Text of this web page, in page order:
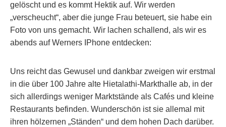
gelöscht und es kommt Hektik auf. Wir werden
„verscheucht“, aber die junge Frau beteuert, sie habe ein
Foto von uns gemacht. Wir lachen schallend, als wir es
abends auf Werners IPhone entdecken:
Uns reicht das Gewusel und dankbar zweigen wir erstmal
in die über 100 Jahre alte Hietalathi-Markthalle ab, in der
sich allerdings weniger Marktstände als Cafés und kleine
Restaurants befinden. Wunderschön ist sie allemal mit
ihren hölzernen „Ständen“ und dem hohen Dach darüber.